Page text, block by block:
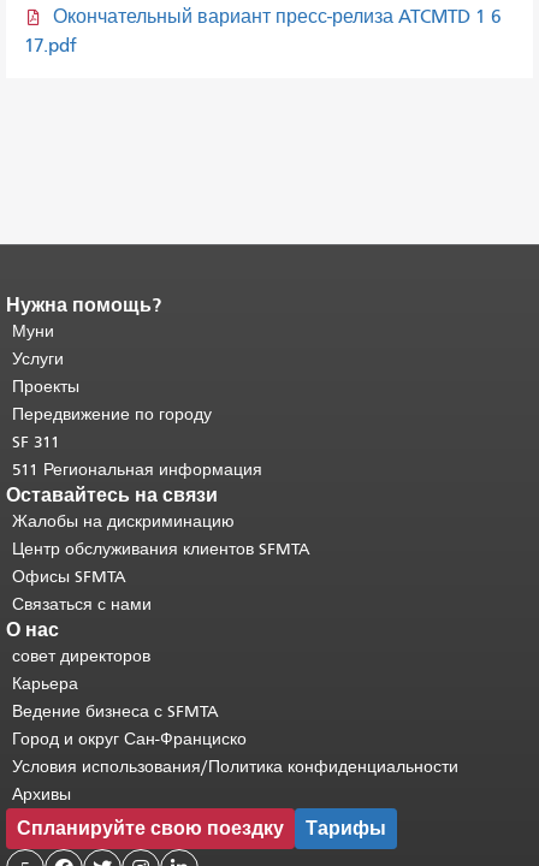
Окончательный вариант пресс-релиза ATCMTD 1 6
17.pdf
Конец содержимого
страницы.
страницы повторяется на каждой
странице.
основного содержимого .
Нужна помощь?
Муни
Услуги
Проекты
Передвижение по городу
SF 311
511 Региональная информация
Оставайтесь на связи
Жалобы на дискриминацию
Центр обслуживания клиентов SFMTA
Офисы SFMTA
Связаться с нами
О нас
совет директоров
Карьера
Ведение бизнеса с SFMTA
Город и округ Сан-Франциско
Условия использования/Политика конфиденциальности
Архивы
Спланируйте свою поездку Тарифы